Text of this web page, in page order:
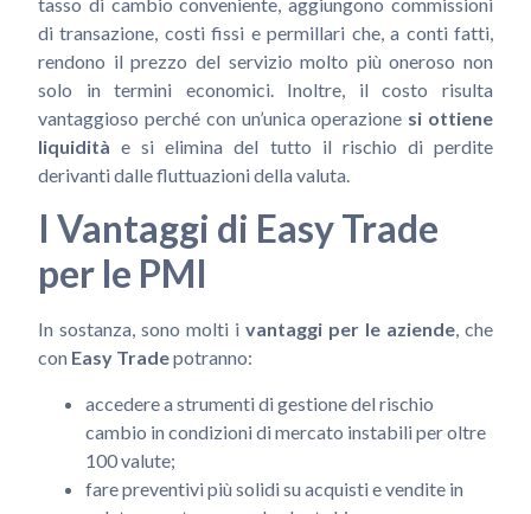
di transazione, costi fissi e permillari che, a conti fatti,
rendono il prezzo del servizio molto più oneroso non
solo in termini economici. Inoltre, il costo risulta
vantaggioso perché con un’unica operazione si ottiene
liquidità e si elimina del tutto il rischio di perdite
derivanti dalle fluttuazioni della valuta.
I Vantaggi di Easy Trade
per le PMI
In sostanza, sono molti i vantaggi per le aziende, che
con Easy Tradepotranno:
accedere a strumenti di gestione del rischio
cambio in condizioni di mercato instabili per oltre
100 valute;
fare preventivi più solidi su acquisti e vendite in